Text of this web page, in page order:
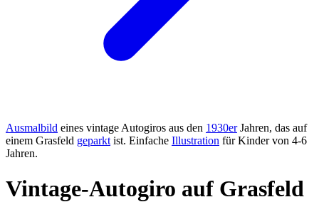
Ausmalbild eines vintage Autogiros aus den 1930erJahren, das auf
einem Grasfeld geparkt ist. Einfache Illustration für Kinder von 4-6
Jahren.
Vintage-Autogiro auf Grasfeld